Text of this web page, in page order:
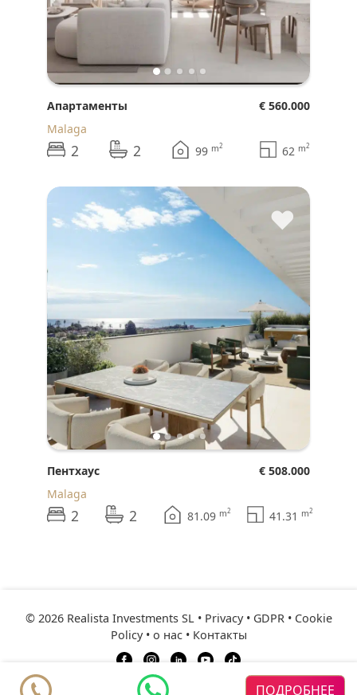
Апартаменты
€ 560.000
Malaga
2 2 99 m2 62 m2
♥
Пентхаус
€ 508.000
Malaga
2 2 81.09 m2 41.31 m2
© 2026 Realista Investments SL • Privacy • GDPR• Cookie
Policy• о нас• Контакты
РекомендуемыеПОДРОБНЕЕ